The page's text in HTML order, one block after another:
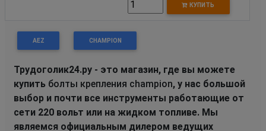
КУПИТЬ
AEZ CHAMPION
Трудоголик24.ру - это магазин, где вы можете
купить болты крепления champion, у нас большой
выбор и почти все инструменты работающие от
сети 220 вольт или на жидком топливе. Мы
являемся официальным дилером ведущих